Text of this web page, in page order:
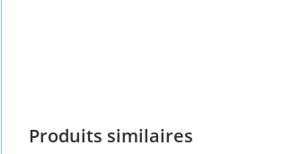
Produits similaires